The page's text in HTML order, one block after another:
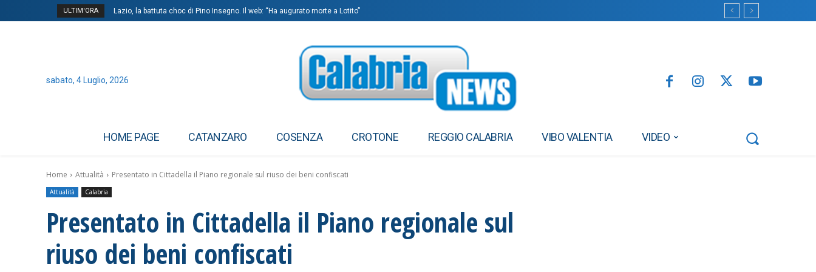
ULTIM'ORA Lazio, la battuta choc di Pino Insegno. Il web: “Ha augurato morte a Lotito”
sabato, 4 Luglio, 2026
HOME PAGE CATANZARO COSENZA CROTONE REGGIO CALABRIA VIBO VALENTIA VIDEO
Home Attualità Presentato in Cittadella il Piano regionale sul riuso dei beni confiscati
Attualità Calabria
Presentato in Cittadella il Piano regionale sul
riuso dei beni confiscati